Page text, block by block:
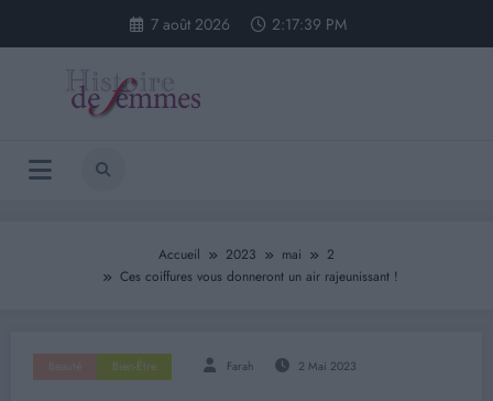
contenu
7 août 2026 2:17:39 PM
Accueil 2023 mai
2
Ces coiffures vous donneront un air rajeunissant !
Beauté Bien-Être Farah 2 Mai 2023